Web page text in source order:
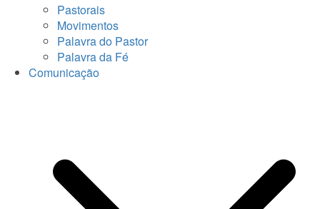
Pastorais
Movimentos
Palavra do Pastor
Palavra da Fé
Comunicação